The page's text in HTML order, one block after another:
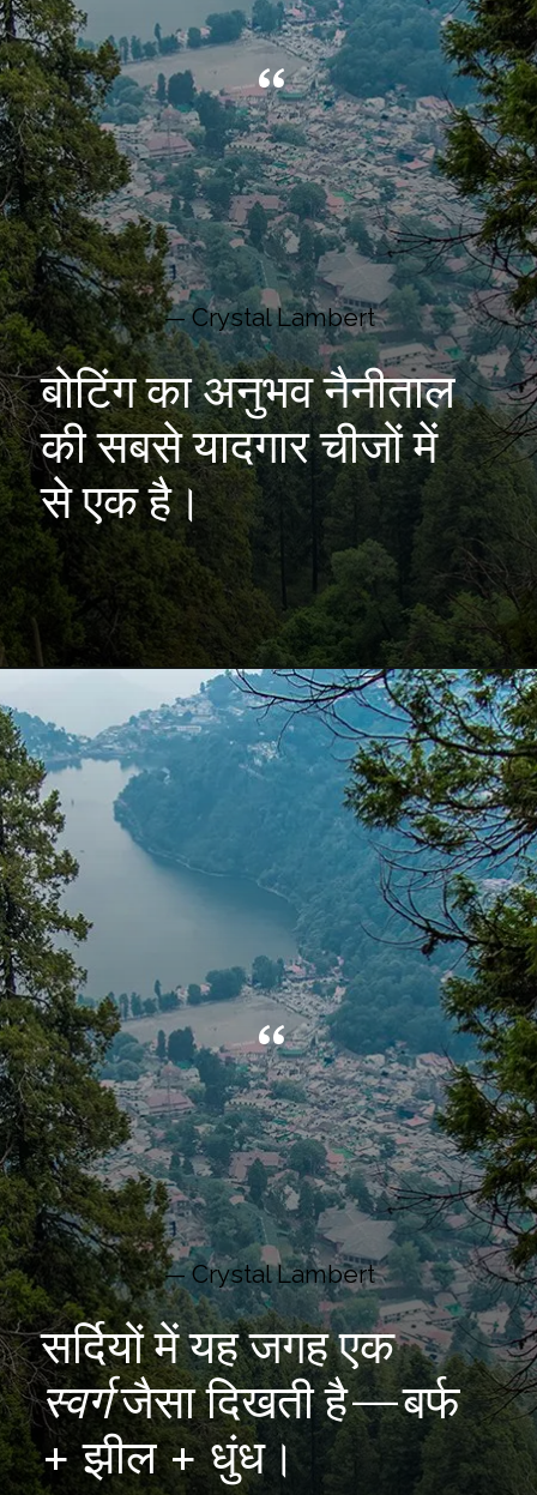
बोटिंग का अनुभव नैनीताल
की सबसे यादगार चीजों में
से एक है।
— Crystal Lambert
“
सर्दियों में यह जगह एक
स्वर्गजैसा दिखती है—बर्फ
+ झील + धुंध।
— Crystal Lambert
“